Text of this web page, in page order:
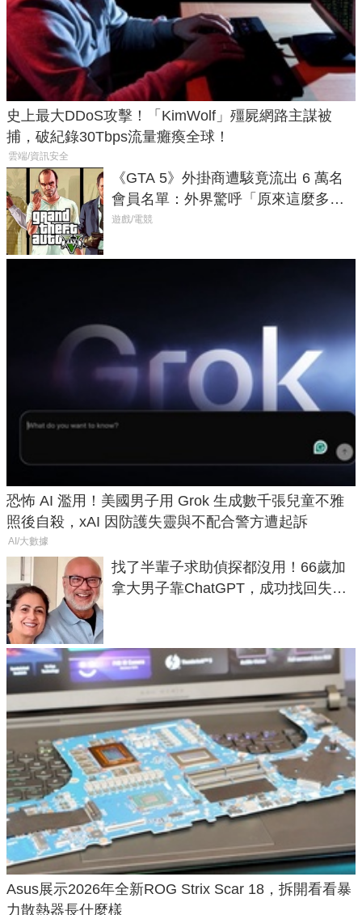
史上最大DDoS攻擊！「KimWolf」殭屍網路主謀被
捕，破紀錄30Tbps流量癱瘓全球！
雲端/資訊安全
《GTA 5》外掛商遭駭竟流出 6 萬名
會員名單：外界驚呼「原來這麼多人
在開掛！」
遊戲/電競
恐怖 AI 濫用！美國男子用 Grok 生成數千張兒童不雅
照後自殺，xAI 因防護失靈與不配合警方遭起訴
AI/大數據
找了半輩子求助偵探都沒用！66歲加
拿大男子靠ChatGPT，成功找回失散
Asus展示2026年全新ROG Strix Scar 18，拆開看看暴
力散熱器長什麼樣